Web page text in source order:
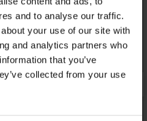
and to analyse our traffic.
your use of our site with
and analytics partners who
that you’ve
collected from your use